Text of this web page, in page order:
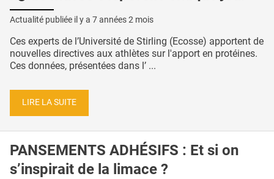
Actualité publiée il y a 7 années 2 mois
Ces experts de l’Université de Stirling (Ecosse) apportent de
nouvelles directives aux athlètes sur l'apport en protéines.
Ces données, présentées dans l’ ...
LIRE LA SUITE
PANSEMENTS ADHÉSIFS : Et si on
s’inspirait de la limace ?